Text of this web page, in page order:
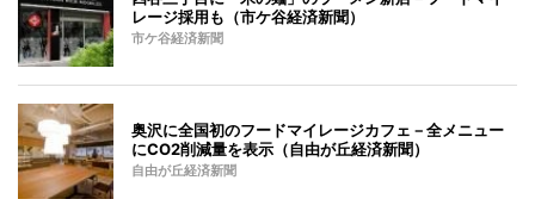
レージ採用も（市ケ谷経済新聞）
市ケ谷経済新聞
奥沢に全国初のフードマイレージカフェ－全メニュー
にCO2削減量を表示（自由が丘経済新聞）
自由が丘経済新聞